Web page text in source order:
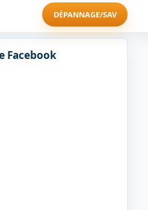
DÉPANNAGE/SAV
Facebook